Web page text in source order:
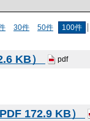
30件 50件 100件
KB） pdf
172.9 KB）